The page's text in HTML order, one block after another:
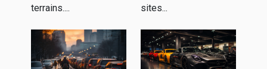
terrains....
sites...